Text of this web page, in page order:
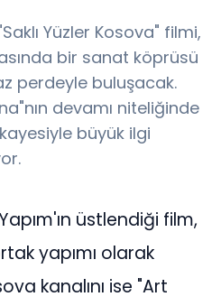
Yüzler Kosova" filmi,
bir sanat köprüsü
perdeyle buluşacak.
devamı niteliğinde
büyük ilgi
Yapım'ın üstlendiği film,
yapımı olarak
kanalını ise "Art